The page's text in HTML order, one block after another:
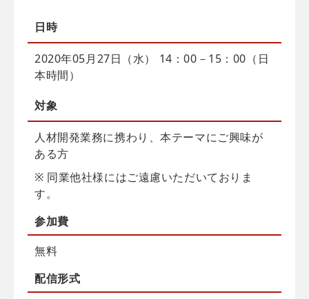
日時
2020年05月27日（水） 14：00－15：00（日
本時間）
対象
人材開発業務に携わり、本テーマにご興味が
ある方
※ 同業他社様にはご遠慮いただいておりま
す。
参加費
無料
配信形式